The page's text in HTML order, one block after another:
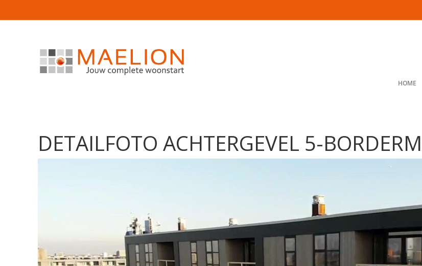
HOME
DETAILFOTO ACHTERGEVEL 5-